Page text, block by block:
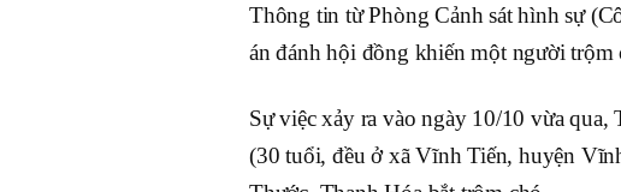
Thông tin từ Phòng Cảnh sát hình sự
án đánh hội đồng khiến một người
Sự việc xảy ra vào ngày 10/10 vừa
(30 tuổi, đều ở xã Vĩnh Tiến, huyện